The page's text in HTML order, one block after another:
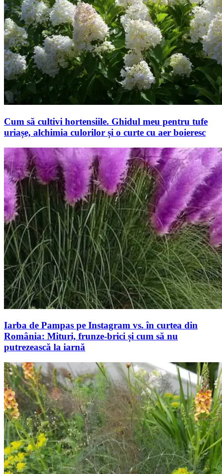
Cum să cultivi hortensiile. Ghidul meu pentru tufe
uriașe, alchimia culorilor și o curte cu aer boieresc
Iarba de Pampas pe Instagram vs. în curtea din
România: Mituri, frunze-brici și cum să nu
putrezească la iarnă